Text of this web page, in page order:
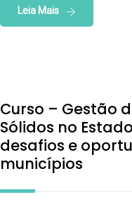
Leia Mais
Curso – Gestão
Sólidos no
desafios e
municípios